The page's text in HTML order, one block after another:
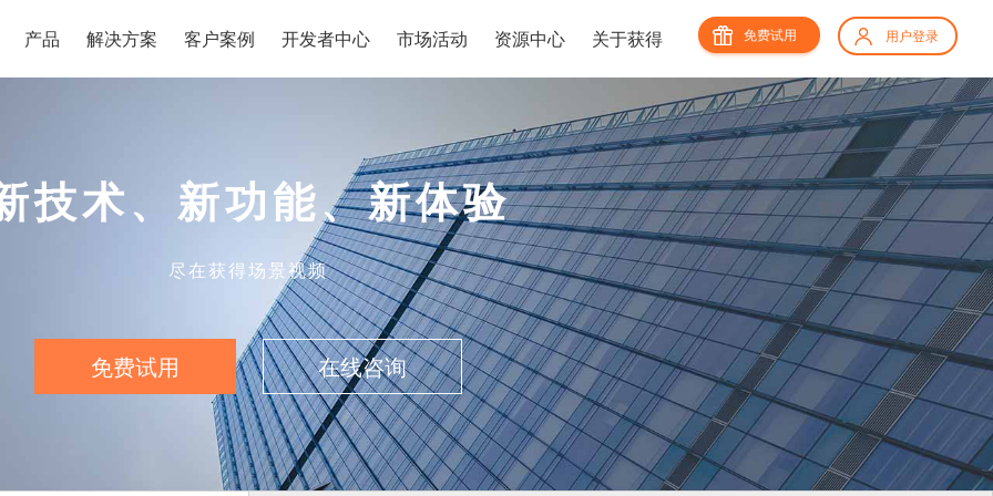
产品 解决方案 客户案例 开发者中心 市场活动 资源中心 关于获得 用户登录
免费试用
技术、新功能、新体验
尽在获得场景视频
免费试用 在线咨询